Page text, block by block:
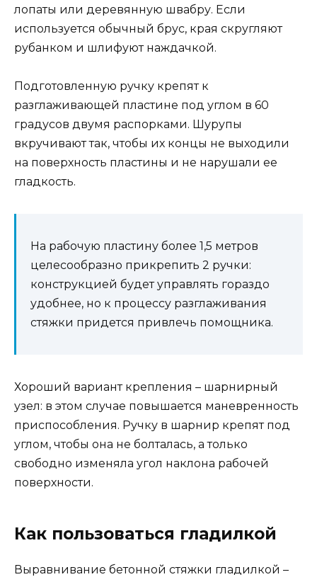
лопаты или деревянную швабру. Если
используется обычный брус, края скругляют
рубанком и шлифуют наждачкой.
Подготовленную ручку крепят к
разглаживающей пластине под углом в 60
градусов двумя распорками. Шурупы
вкручивают так, чтобы их концы не выходили
на поверхность пластины и не нарушали ее
гладкость.
На рабочую пластину более 1,5 метров
целесообразно прикрепить 2 ручки:
конструкцией будет управлять гораздо
удобнее, но к процессу разглаживания
стяжки придется привлечь помощника.
Хороший вариант крепления – шарнирный
узел: в этом случае повышается маневренность
приспособления. Ручку в шарнир крепят под
углом, чтобы она не болталась, а только
свободно изменяла угол наклона рабочей
поверхности.
Как пользоваться гладилкой
Выравнивание бетонной стяжки гладилкой –